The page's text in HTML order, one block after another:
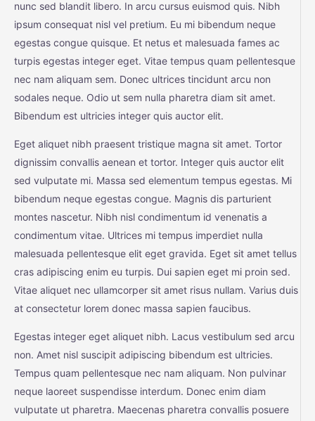
nunc sed blandit libero. In arcu cursus euismod quis. Nibh
ipsum consequat nisl vel pretium. Eu mi bibendum neque
egestas congue quisque. Et netus et malesuada fames ac
turpis egestas integer eget. Vitae tempus quam pellentesque
nec nam aliquam sem. Donec ultrices tincidunt arcu non
sodales neque. Odio ut sem nulla pharetra diam sit amet.
Bibendum est ultricies integer quis auctor elit.
Eget aliquet nibh praesent tristique magna sit amet. Tortor
dignissim convallis aenean et tortor. Integer quis auctor elit
sed vulputate mi. Massa sed elementum tempus egestas. Mi
bibendum neque egestas congue. Magnis dis parturient
montes nascetur. Nibh nisl condimentum id venenatis a
condimentum vitae. Ultrices mi tempus imperdiet nulla
malesuada pellentesque elit eget gravida. Eget sit amet tellus
cras adipiscing enim eu turpis. Dui sapien eget mi proin sed.
Vitae aliquet nec ullamcorper sit amet risus nullam. Varius duis
at consectetur lorem donec massa sapien faucibus.
Egestas integer eget aliquet nibh. Lacus vestibulum sed arcu
non. Amet nisl suscipit adipiscing bibendum est ultricies.
Tempus quam pellentesque nec nam aliquam. Non pulvinar
neque laoreet suspendisse interdum. Donec enim diam
vulputate ut pharetra. Maecenas pharetra convallis posuere